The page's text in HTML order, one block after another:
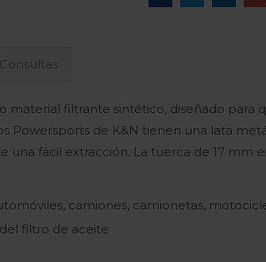
Consultas
filtrante sintético, diseñado para
Powersports de K&N tienen una lata
fácil extracción. La tuerca de 17 mm
camiones, camionetas,
filtro de aceite